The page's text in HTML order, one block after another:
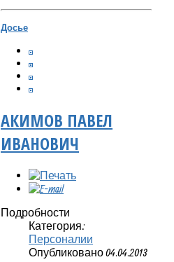
Досье
АКИМОВ ПАВЕЛ
ИВАНОВИЧ
Подробности
Категория:
Персоналии
Опубликовано 04.04.2013